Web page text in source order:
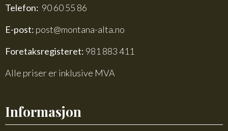
Telefon: 90 60 55 86
E-post: post@montana-alta.no
Foretaksregisteret: 981 883 411
Alle priser er inklusive MVA
Informasjon